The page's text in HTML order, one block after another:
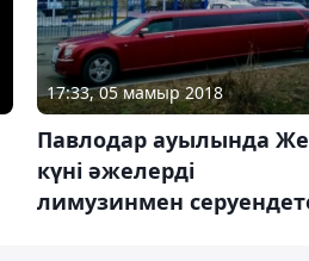
17:33, 05 мамыр 2018
Павлодар ауылында
күні әжелерді
лимузинмен